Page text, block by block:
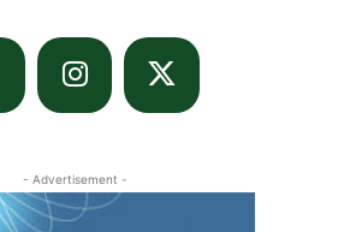
- Advertisement -